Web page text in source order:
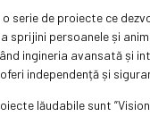
serie de proiecte ce
sprijini persoanele și
ingineria avansată și
independență și
lăudabile sunt